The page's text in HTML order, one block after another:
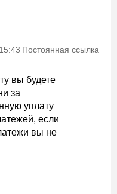
Постоянная ссылка
вы будете
за
уплату
если
вы не